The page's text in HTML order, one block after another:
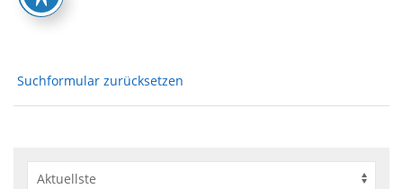
Suchformular zurücksetzen